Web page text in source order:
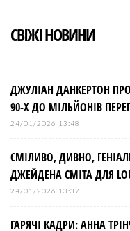
СВІЖІ НОВИНИ
ДЖУЛІАН ДАНКЕРТОН ПРО
90-Х ДО МІЛЬЙОНІВ
24/01/2026 13:48
СМІЛИВО, ДИВНО,
ДЖЕЙДЕНА СМІТА ДЛЯ
24/01/2026 13:37
ГАРЯЧІ КАДРИ: АННА